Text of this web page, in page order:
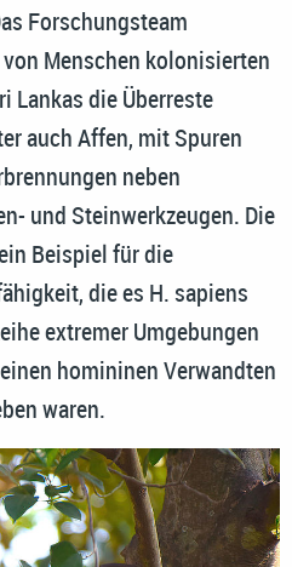
Forschungsteam
Menschen kolonisierten
Lankas die Überreste
auch Affen, mit Spuren
neben
und Steinwerkzeugen. Die
Beispiel für die
die es H. sapiens
extremer Umgebungen
homininen Verwandten
waren.